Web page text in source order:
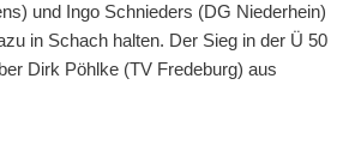
und Ingo Schnieders (DG Niederhein)
in Schach halten. Der Sieg in der Ü 50
Dirk Pöhlke (TV Fredeburg) aus